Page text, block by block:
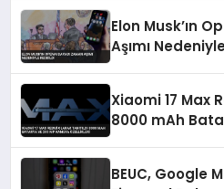
Elon Musk’ın
Aşımı
Xiaomi 17 Max
8000 mAh
BEUC, Google